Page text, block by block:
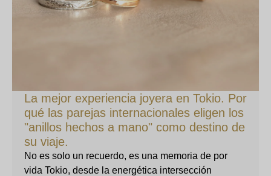
La mejor experiencia joyera en Tokio. Por
qué las parejas internacionales eligen los
"anillos hechos a mano" como destino de
su viaje.
No es solo un recuerdo, es una memoria de por
vida Tokio, desde la energética intersección